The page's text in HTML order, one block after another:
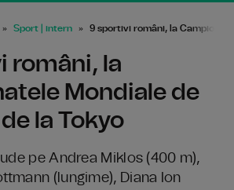
Sport | intern 9 sportivi români, la
români, la
Mondiale de
la Tokyo
pe Andrea Miklos (400 m),
(lungime), Diana Ion